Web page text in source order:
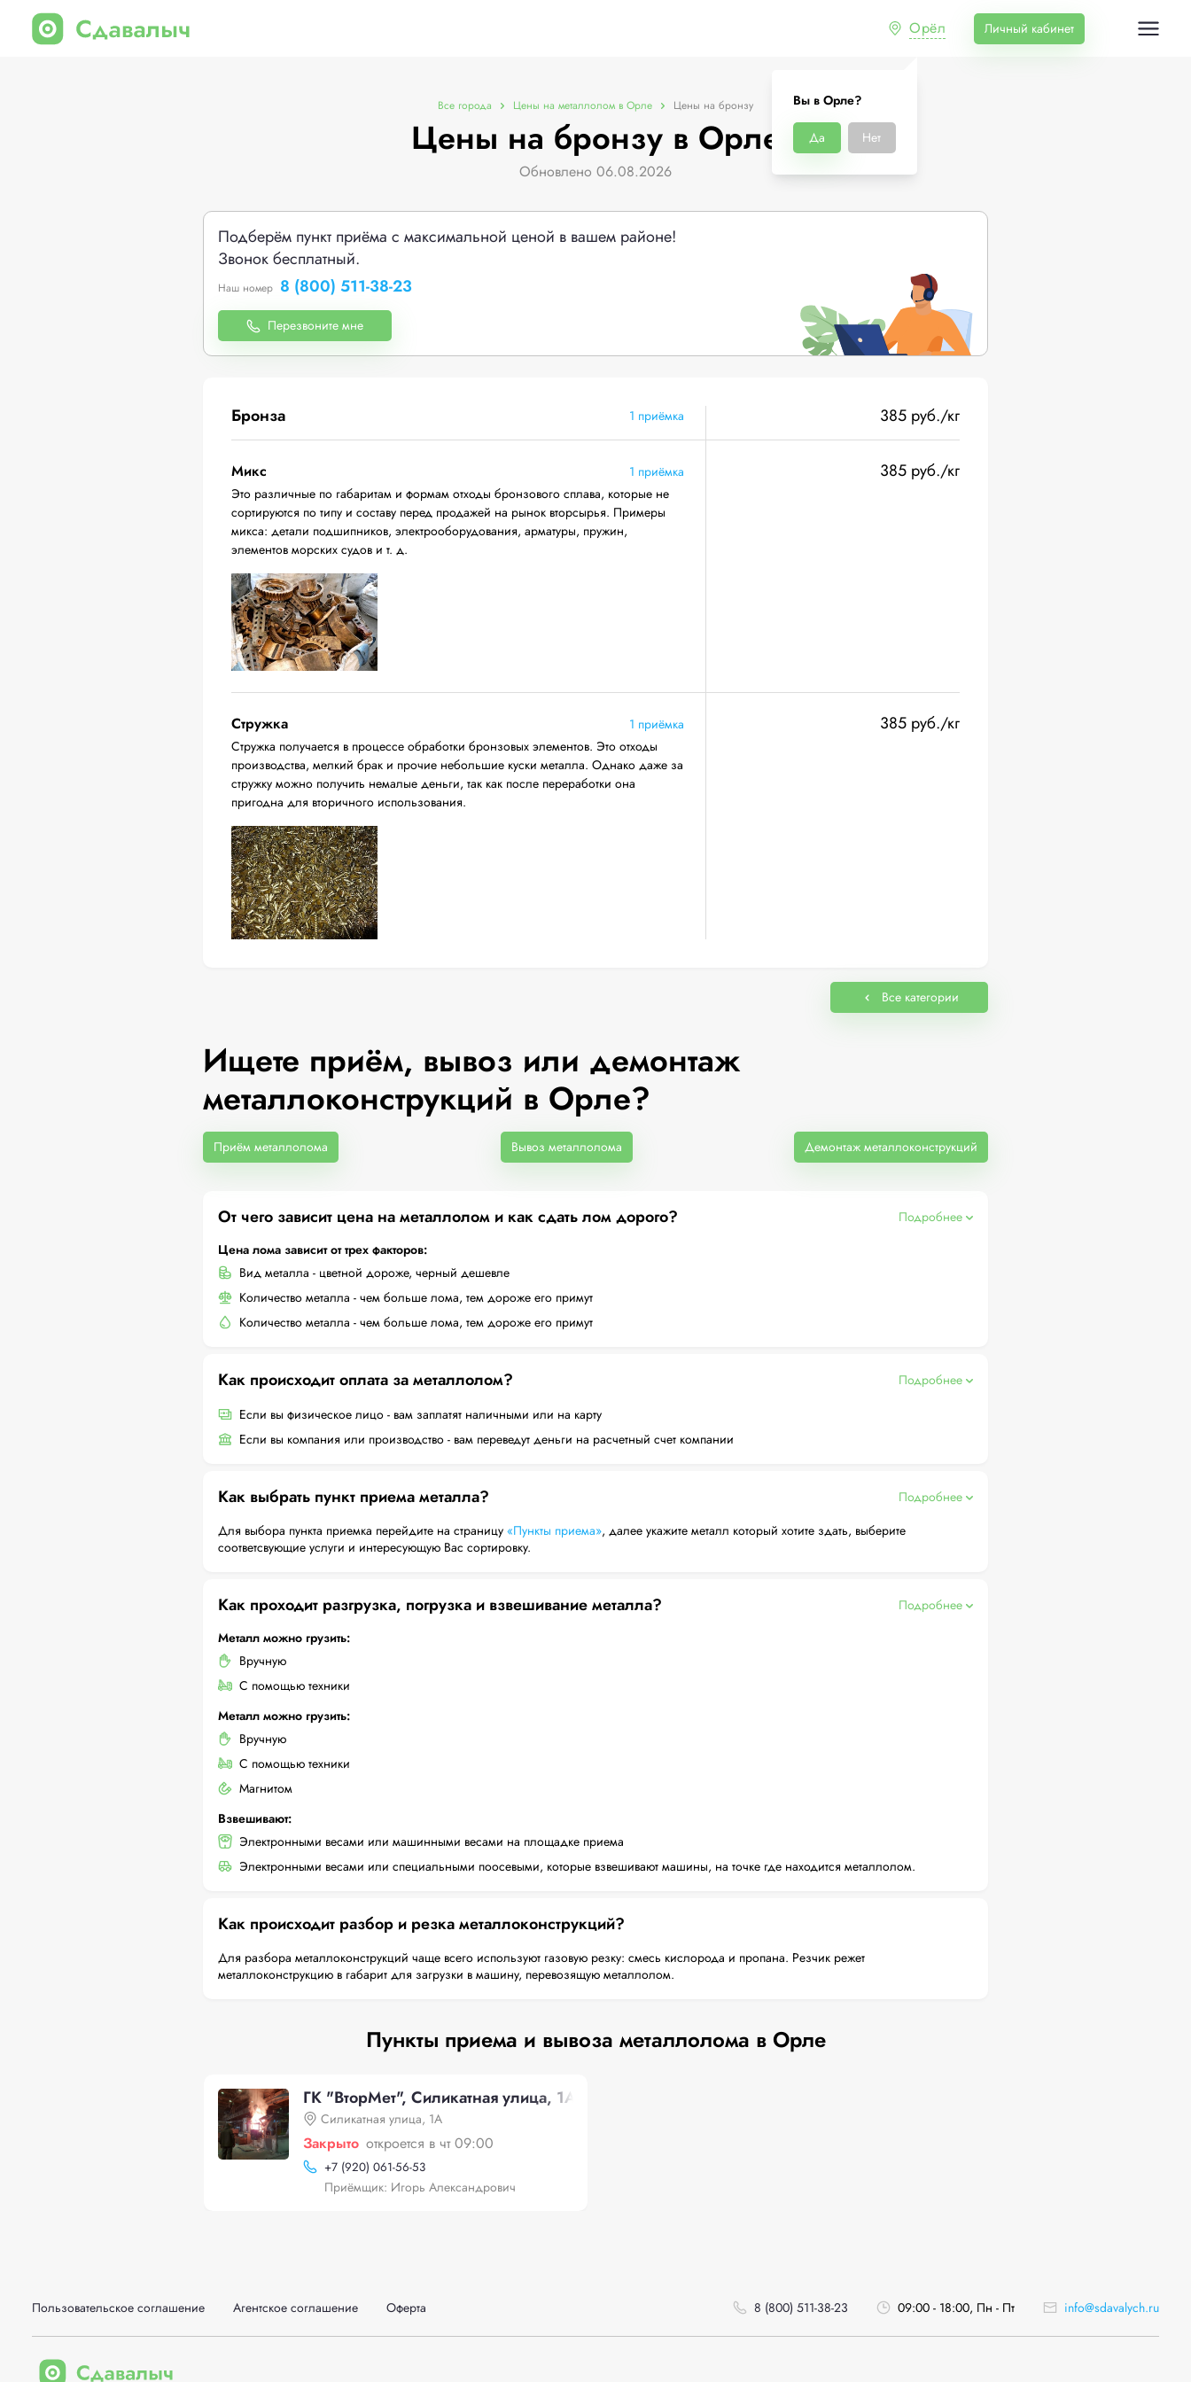
Орёл
Вы в Орле?
Да Нет
Личный кабинет
Все города Цены на металлолом в Орле Цены на бронзу
Цены на бронзу в Орле
Обновлено 06.08.2026
Подберём пункт приёма с максимальной ценой в вашем районе!
Звонок бесплатный.
Наш номер 8 (800) 511-38-23
Перезвоните мне
Бронза 1 приёмка 385 руб./кг
Микс
1 приёмка
Это различные по габаритам и формам отходы бронзового сплава, которые не
сортируются по типу и составу перед продажей на рынок вторсырья. Примеры
микса: детали подшипников, электрооборудования, арматуры, пружин,
элементов морских судов и т. д.
385 руб./кг
Стружка
1 приёмка
Стружка получается в процессе обработки бронзовых элементов. Это отходы
производства, мелкий брак и прочие небольшие куски металла. Однако даже за
стружку можно получить немалые деньги, так как после переработки она
пригодна для вторичного использования.
385 руб./кг
Все категории
Ищете приём, вывоз или демонтаж
металлоконструкций в Орле?
Приём металлолома Вывоз металлолома Демонтаж металлоконструкций
От чего зависит цена на металлолом и как сдать лом дорого?
Подробнее
Цена лома зависит от трех факторов:
Вид металла - цветной дороже, черный дешевле
Количество металла - чем больше лома, тем дороже его примут
Количество металла - чем больше лома, тем дороже его примут
Как происходит оплата за металлолом?
Подробнее
Если вы физическое лицо - вам заплатят наличными или на карту
Если вы компания или производство - вам переведут деньги на расчетный счет компании
Как выбрать пункт приема металла?
Подробнее
Для выбора пункта приемка перейдите на страницу «Пункты приема», далее укажите металл который хотите здать, выберите
соответсвующие услуги и интересующую Вас сортировку.
Как проходит разгрузка, погрузка и взвешивание металла?
Подробнее
Металл можно грузить:
Вручную
С помощью техники
Металл можно грузить:
Вручную
С помощью техники
Магнитом
Взвешивают:
Электронными весами или машинными весами на площадке приема
Электронными весами или специальными поосевыми, которые взвешивают машины, на точке где находится металлолом.
Как происходит разбор и резка металлоконструкций?
Для разбора металлоконструкций чаще всего используют газовую резку: смесь кислорода и пропана. Резчик режет
металлоконструкцию в габарит для загрузки в машину, перевозящую металлолом.
Пункты приема и вывоза металлолома в Орле
ГК "ВторМет", Силикатная улица, 1А
Силикатная улица, 1А
Закрыто откроется в чт 09:00
+7 (920) 061-56-53
Приёмщик: Игорь Александрович
Пользовательское соглашение Агентское соглашение Оферта 8 (800) 511-38-23 09:00 - 18:00, Пн - Пт info@sdavalych.ru